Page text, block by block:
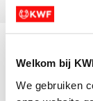
Welkom bij
We gebruiken